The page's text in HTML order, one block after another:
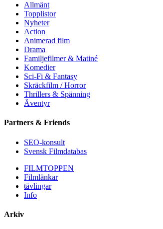
Allmänt
Topplistor
Nyheter
Action
Animerad film
Drama
Familjefilmer & Matiné
Komedier
Sci-Fi & Fantasy
Skräckfilm / Horror
Thrillers & Spänning
Äventyr
Partners & Friends
SEO-konsult
Svensk Filmdatabas
FILMTOPPEN
Filmlänkar
tävlingar
Info
Arkiv